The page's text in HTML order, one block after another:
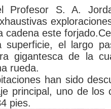
Profesor S. A.
cadena este
superficie, el largo
gigantesca de la
rueda.
han sido
principal, uno de
pies.